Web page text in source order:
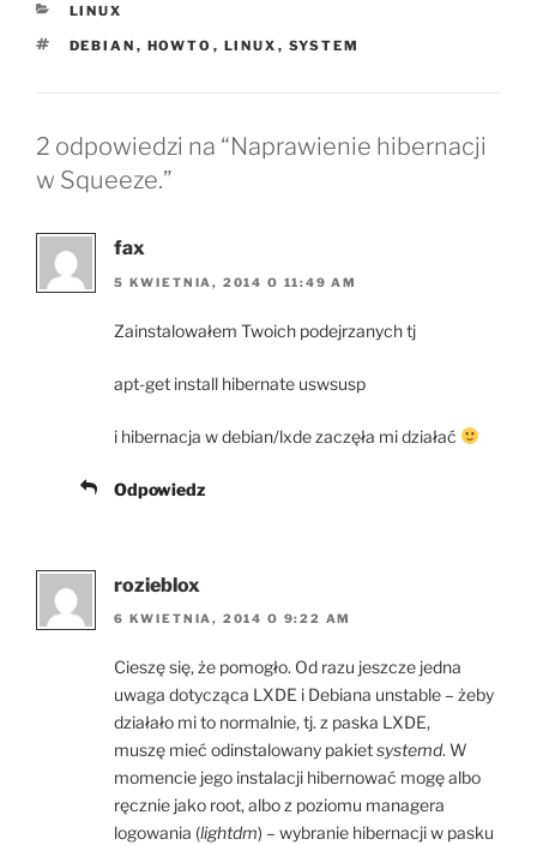
KATEGORIE
LINUX
TAGI
DEBIAN , HOWTO , LINUX , SYSTEM
2 odpowiedzi na “Naprawienie hibernacji
w Squeeze.”
fax
5 KWIETNIA, 2014 O 11:49 AM
Zainstalowałem Twoich podejrzanych tj
apt-get install hibernate uswsusp
i hibernacja w debian/lxde zaczęła mi działać
Odpowiedz
rozieblox
6 KWIETNIA, 2014 O 9:22 AM
Cieszę się, że pomogło. Od razu jeszcze jedna
uwaga dotycząca LXDE i Debiana unstable – żeby
działało mi to normalnie, tj. z paska LXDE,
muszę mieć odinstalowany pakietsystemd. W
momencie jego instalacji hibernować mogę albo
ręcznie jako root, albo z poziomu managera
logowania (lightdm) – wybranie hibernacji w pasku